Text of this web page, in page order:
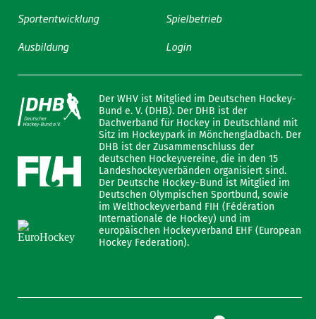
Sportentwicklung
Ausbildung
Spielbetrieb
Login
Der WHV ist Mitglied im Deutschen Hockey-
Bund e. V. (DHB). Der DHB ist der
Dachverband für Hockey in Deutschland mit
Sitz im Hockeypark in Mönchengladbach. Der
DHB ist der Zusammenschluss der
deutschen Hockeyvereine, die in den 15
Landeshockeyverbänden organisiert sind.
Der Deutsche Hockey-Bund ist Mitglied im
Deutschen Olympischen Sportbund, sowie
im Welthockeyverband FIH (Fédération
Internationale de Hockey) und im
europäischen Hockeyverband EHF (European
Hockey Federation).